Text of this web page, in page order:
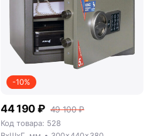
-10%
44 190 ₽ 49 100 ₽
Код товара: 528